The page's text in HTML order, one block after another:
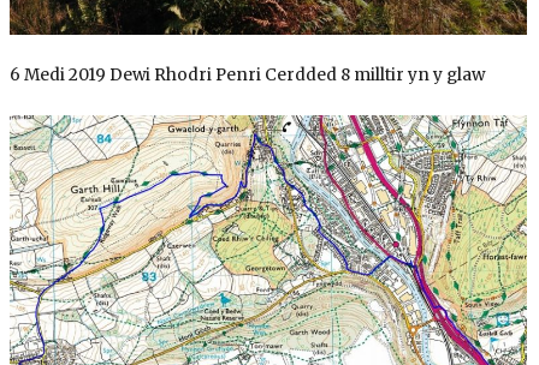
6 Medi 2019 Dewi Rhodri Penri Cerdded 8 milltir yn y glaw